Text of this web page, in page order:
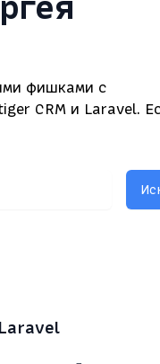
фишками с
CRM и Laravel.